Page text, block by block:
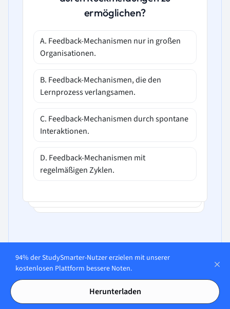
ermöglichen?
A. Feedback-Mechanismen nur in großen
Organisationen.
B. Feedback-Mechanismen, die den
Lernprozess verlangsamen.
C. Feedback-Mechanismen durch spontane
Interaktionen.
D. Feedback-Mechanismen mit
regelmäßigen Zyklen.
In unserer App öffnen
94% der StudySmarter-Nutzer erzielen mit unserer
kostenlosen Plattform bessere Noten.
Herunterladen